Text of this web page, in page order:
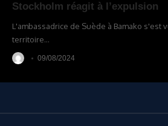
Stockholm réagit à l’expulsion
L'ambassadrice de Suède à Bamako s'est
territoire…
09/08/2024